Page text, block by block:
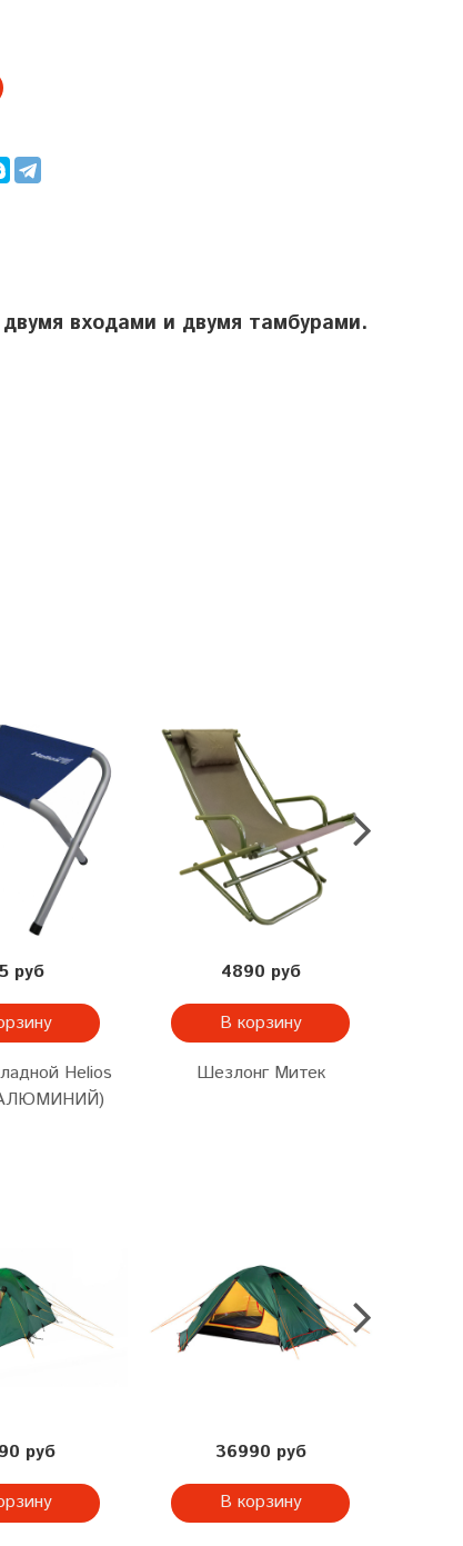
входами и двумя тамбурами.
руб
Helios
4890 руб
В корзину
Шезлонг Митек
руб
36990 руб
В корзину